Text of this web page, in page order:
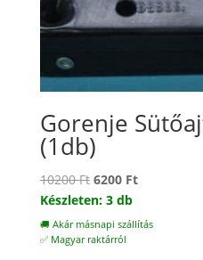
Gorenje
(1db)
10200Ft Original
price
was:
10200 Ft.
6200 FtCurrent
is:
Készleten: 3 db
🚚 Akár másnapi szállítás
✅ Magyar raktárról